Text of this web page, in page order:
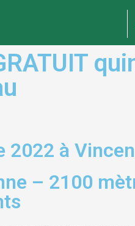
2022 à
– 2100